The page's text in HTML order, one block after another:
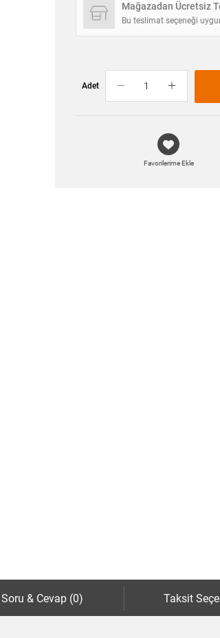
Mağazadan Ücretsiz
Bu teslimat seçeneği
Adet
Favorilerime Ekle
Soru & Cevap (0) Taksit